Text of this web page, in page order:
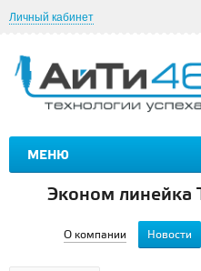
Личный кабинет
МЕНЮ
Эконом линейка
О компании Новости